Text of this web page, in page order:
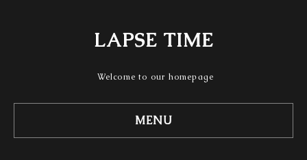
LAPSE TIME
Welcome to our homepage
MENU